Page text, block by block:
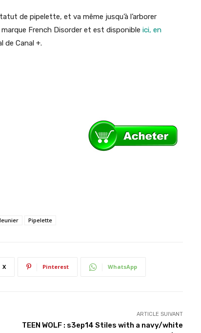
de pipelette, et va même jusqu’à l’arborer
French Disorder et est disponible ici, en
de Canal +.
Pipelette
X Pinterest WhatsApp
ARTICLE SUIVANT
TEEN WOLF : s3ep14 Stiles with a navy/white